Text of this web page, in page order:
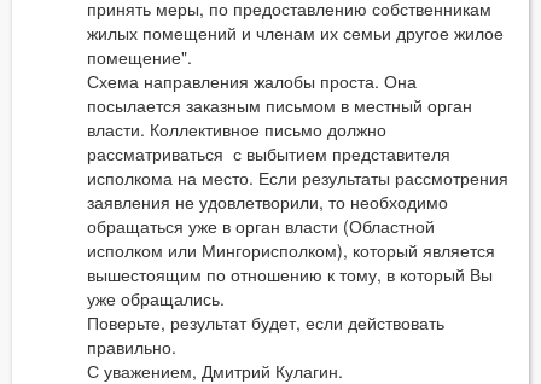
принять меры, по предоставлению собственникам
жилых помещений и членам их семьи другое жилое
помещение".
Схема направления жалобы проста. Она
посылается заказным письмом в местный орган
власти. Коллективное письмо должно
рассматриваться с выбытием представителя
исполкома на место. Если результаты рассмотрения
заявления не удовлетворили, то необходимо
обращаться уже в орган власти (Областной
исполком или Мингорисполком), который является
вышестоящим по отношению к тому, в который Вы
уже обращались.
Поверьте, результат будет, если действовать
правильно.
С уважением, Дмитрий Кулагин.